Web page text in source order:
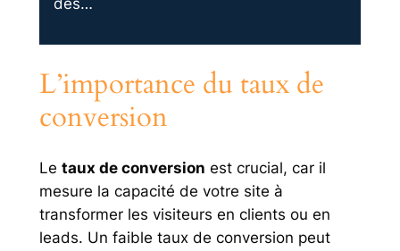
des…
L’importance du taux de
conversion
Le taux de conversion est crucial, car il
mesure la capacité de votre site à
transformer les visiteurs en clients ou en
leads. Un faible taux de conversion peut